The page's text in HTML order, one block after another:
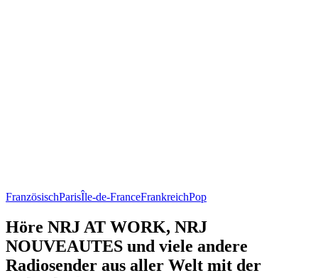
FranzösischParisÎle-de-FranceFrankreichPop
Höre NRJ AT WORK, NRJ
NOUVEAUTES und viele andere
Radiosender aus aller Welt mit der